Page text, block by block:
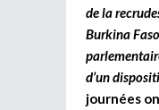
de la
Burkina
d’un
journées